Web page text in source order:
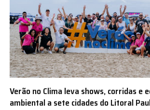
Verão no Clima leva shows, corridas e
ambiental a sete cidades do Litoral